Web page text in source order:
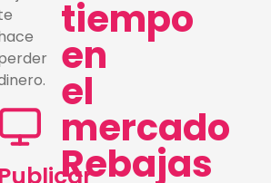
Publicar
tiempo
en
el
mercado
Rebajas